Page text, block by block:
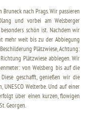
nach Prags. Wir passieren
und vorbei am Welsberger
schön ist. Nachdem wir
mehr weit bis zu der Abbiegung
Plätzwiese, Achtung:
Plätzwiese abbiegen. Wir
von Welsberg bis auf die
geschafft, genießen wir die
Welterbe. Und auf einer
über einen kurzen, flowigen
Georgen.